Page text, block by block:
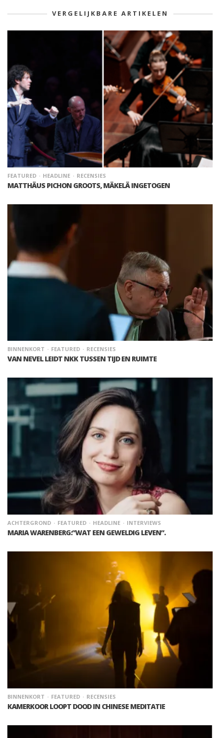
VERGELIJKBARE ARTIKELEN
FEATURED HEADLINE RECENSIES
MATTHÄUS PICHON GROOTS, MÄKELÄ INGETOGEN
BINNENKORT FEATURED RECENSIES
VAN NEVEL LEIDT NKK TUSSEN TIJD EN RUIMTE
ACHTERGROND FEATURED HEADLINE INTERVIEWS
MARIA WARENBERG:”WAT EEN GEWELDIG LEVEN”.
BINNENKORT FEATURED RECENSIES
KAMERKOOR LOOPT DOOD IN CHINESE MEDITATIE